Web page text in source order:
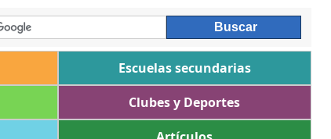
Escuelas secundarias
Clubes y Deportes